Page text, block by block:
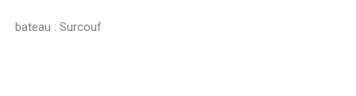
bateau : Surcouf